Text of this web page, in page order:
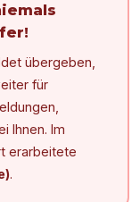
übergeben,
für
Ihnen. Im
erarbeitete
.